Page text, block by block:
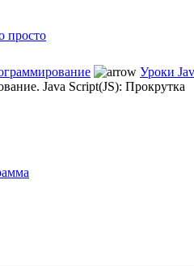
просто
Уроки
Java Script(JS): Прокрутка